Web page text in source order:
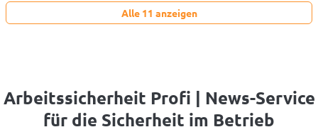
Alle 11 anzeigen
Arbeitssicherheit Profi | News-Service
für die Sicherheit im Betrieb